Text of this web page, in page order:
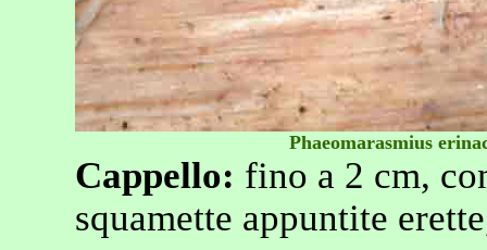
Phaeomarasmius
Cappello: fino a 2 cm,
squamette appuntite